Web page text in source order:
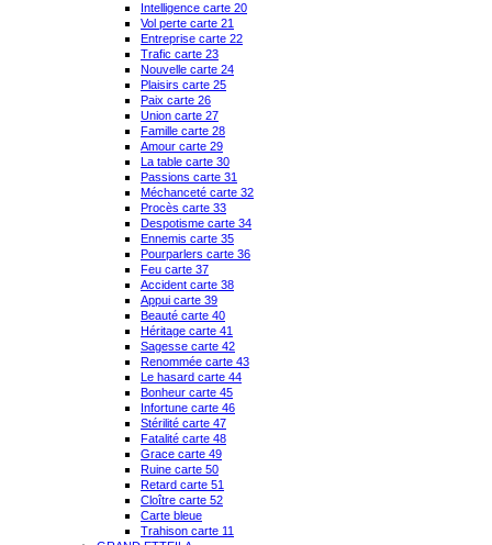
Intelligence carte 20
Vol perte carte 21
Entreprise carte 22
Trafic carte 23
Nouvelle carte 24
Plaisirs carte 25
Paix carte 26
Union carte 27
Famille carte 28
Amour carte 29
La table carte 30
Passions carte 31
Méchanceté carte 32
Procès carte 33
Despotisme carte 34
Ennemis carte 35
Pourparlers carte 36
Feu carte 37
Accident carte 38
Appui carte 39
Beauté carte 40
Héritage carte 41
Sagesse carte 42
Renommée carte 43
Le hasard carte 44
Bonheur carte 45
Infortune carte 46
Stérilité carte 47
Fatalité carte 48
Grace carte 49
Ruine carte 50
Retard carte 51
Cloître carte 52
Carte bleue
Trahison carte 11